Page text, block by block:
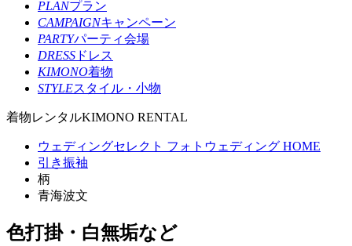
PLANプラン
CAMPAIGNキャンペーン
PARTYパーティ会場
DRESS ドレス
KIMONO着物
STYLEスタイル・小物
着物レンタルKIMONO RENTAL
ウェディングセレクト フォトウェディング HOME
引き振袖
柄
青海波文
色打掛・白無垢など